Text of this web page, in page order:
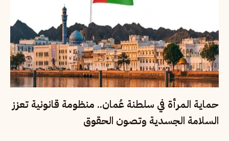
حماية المرأة في سلطنة عُمان.. منظومة قانونية تعزز
السلامة الجسدية وتصون الحقوق